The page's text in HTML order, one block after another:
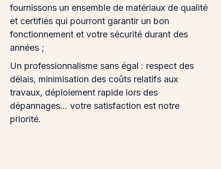
fournissons un ensemble de matériaux de qualité
et certifiés qui pourront garantir un bon
fonctionnement et votre sécurité durant des
années ;
Un professionnalisme sans égal : respect des
délais, minimisation des coûts relatifs aux
travaux, déploiement rapide lors des
dépannages… votre satisfaction est notre
priorité.